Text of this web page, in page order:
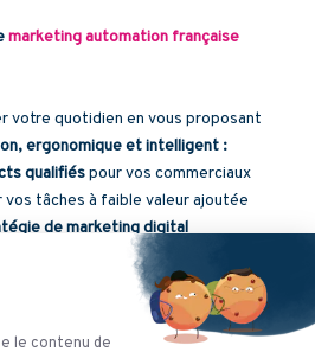
marketing automation française
votre quotidien en vous proposant
ergonomique et intelligent :
qualifiéspour vos commerciaux
vos tâches à faible valeur ajoutée
de marketing digital
30 agencesnous